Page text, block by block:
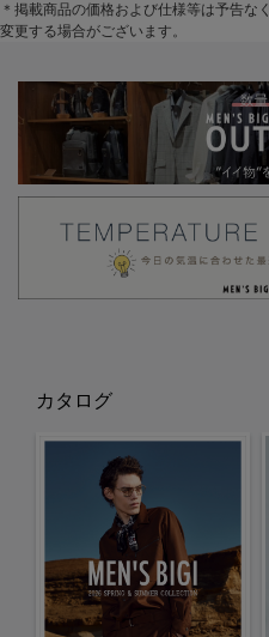
＊掲載商品の価格および仕様等は予告なく
変更する場合がございます。
カタログ